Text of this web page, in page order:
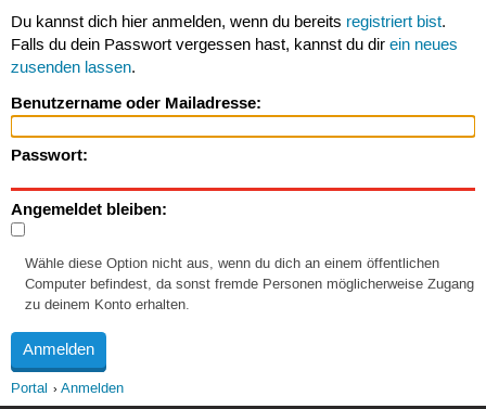
Du kannst dich hier anmelden, wenn du bereits registriert bist.
Falls du dein Passwort vergessen hast, kannst du dir ein neues
zusenden lassen.
Benutzername oder Mailadresse:
Passwort:
Angemeldet bleiben:
Wähle diese Option nicht aus, wenn du dich an einem öffentlichen
Computer befindest, da sonst fremde Personen möglicherweise Zugang
zu deinem Konto erhalten.
Portal Anmelden